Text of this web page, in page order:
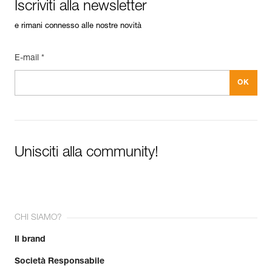
Iscriviti alla newsletter
e rimani connesso alle nostre novità
E-mail *
Unisciti alla community!
CHI SIAMO?
Il brand
Società Responsabile